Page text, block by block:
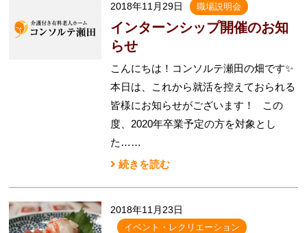
2018年11月29日 職場説明会
インターンシップ開催のお知
らせ
こんにちは！コンソルテ瀬田の畑です✨
本日は、これから就活を控えておられる
皆様にお知らせがございます！ この
度、2020年卒業予定の方を対象とし
た……
続きを読む
2018年11月23日
イベント・レクリエーション